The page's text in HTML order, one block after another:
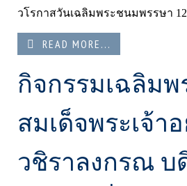
วโรกาสวันเฉลิมพระชนมพรรษา 12
READ MORE...
กิจกรรมเฉลิมพ
สมเด็จพระเจ้า
วชิราลงกรณ บ